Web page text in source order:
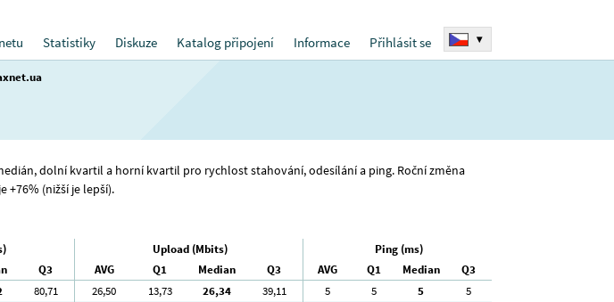
Statistiky Diskuze Katalog připojení Informace Přihlásit se ▾
dolní kvartil a horní kvartil pro rychlost stahování, odesílání a ping. Roční změna
+76% (nižší je lepší).
Upload (Mbits)
Ping (ms)
Q3 AVG Q1 Median Q3 AVG Q1 Median
Q3
80,71 26,50 13,73 26,34 39,11 5 5 5
5